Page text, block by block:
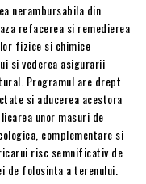
nerambursabila din
refacerea si remedierea
fizice si chimice
si vederea asigurarii
Programul are drept
si aducerea acestora
unor masuri de
complementare si
risc semnificativ de
de folosinta a terenului.